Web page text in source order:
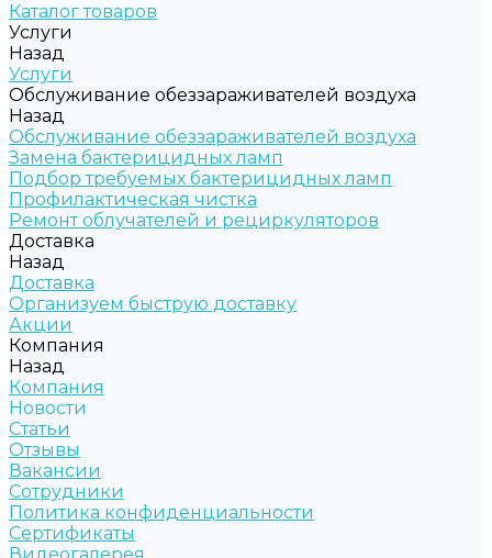
Каталог товаров
Услуги
Назад
Услуги
Обслуживание обеззараживателей воздуха
Назад
Обслуживание обеззараживателей воздуха
Замена бактерицидных ламп
Подбор требуемых бактерицидных ламп
Профилактическая чистка
Ремонт облучателей и рециркуляторов
Доставка
Назад
Доставка
Организуем быструю доставку
Акции
Компания
Назад
Компания
Новости
Статьи
Отзывы
Вакансии
Сотрудники
Политика конфиденциальности
Сертификаты